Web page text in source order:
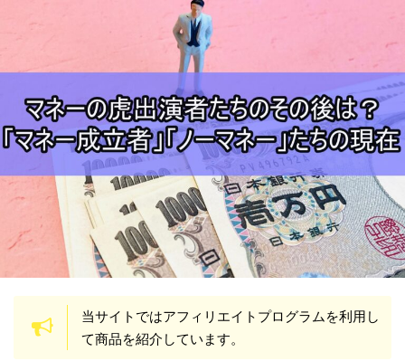
当サイトではアフィリエイトプログラムを利用し
て商品を紹介しています。